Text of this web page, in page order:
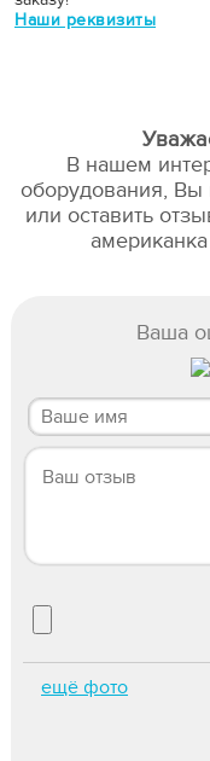
Наши реквизиты
В нашем
оборудования, Вы
или оставить
Ваша
ещё фото